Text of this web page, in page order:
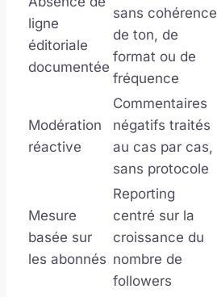
ligne
éditoriale
documentée
sans cohérence
de ton, de
format ou de
fréquence
Modération
réactive
Commentaires
négatifs traités
au cas par cas,
sans protocole
Mesure
basée sur
les abonnés
Reporting
centré sur la
croissance du
nombre de
followers